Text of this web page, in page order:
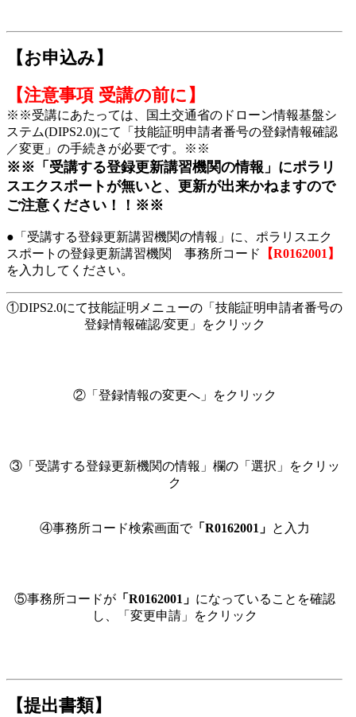
【お申込み】
【注意事項 受講の前に】
※※受講にあたっては、国土交通省のドローン情報基盤シ
ステム(DIPS2.0)にて「技能証明申請者番号の登録情報確認
／変更」の手続きが必要です。※※
※※「受講する登録更新講習機関の情報」にポラリ
スエクスポートが無いと、更新が出来かねますので
ご注意ください！！※※
●「受講する登録更新講習機関の情報」に、ポラリスエク
スポートの登録更新講習機関 事務所コード
【R0162001】
を入力してください。
①DIPS2.0にて技能証明メニューの「技能証明申請者番号の
登録情報確認/変更」をクリック
②「登録情報の変更へ」をクリック
③「受講する登録更新機関の情報」欄の「選択」をクリッ
ク
④事務所コード検索画面で「R0162001」 と入力
⑤事務所コードが「R0162001」 になっていることを確認
し、「変更申請」をクリック
【提出書類】